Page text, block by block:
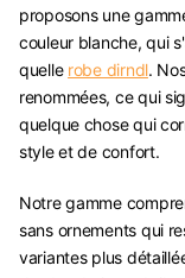
proposons une
couleur blanche, qui
quelle robe dirndl.
renommées, ce qui
quelque chose qui
style et de confort.
Notre gamme
sans ornements qui
variantes plus